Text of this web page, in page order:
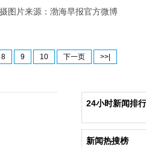
图片来源：渤海早报官方微博
8 9 10 下一页 >>|
24小时新闻排行
新闻热搜榜